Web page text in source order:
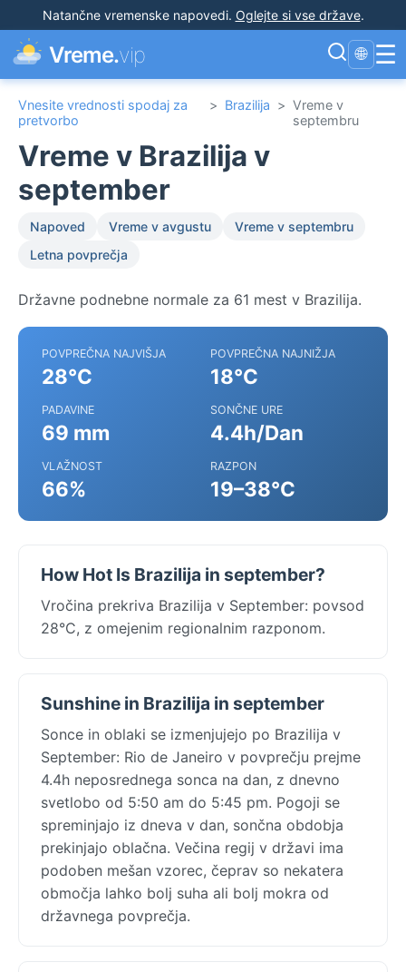
Natančne vremenske napovedi. Oglejte si vse države.
Vreme.vip 🌐 ☰
Vnesite vrednosti spodaj za
pretvorbo
> Brazilija > Vreme v
septembru
Vreme v Brazilija v
september
Napoved Vreme v avgustu
Vreme v septembru
Letna povprečja
Državne podnebne normale za 61 mest v Brazilija.
POVPREČNA NAJVIŠJA
28°C
POVPREČNA NAJNIŽJA
18°C
PADAVINE
69 mm
SONČNE URE
4.4h/Dan
VLAŽNOST
66%
RAZPON
19–38°C
How Hot Is Brazilija in september?
Vročina prekriva Brazilija v September: povsod
28°C, z omejenim regionalnim razponom.
Sunshine in Brazilija in september
Sonce in oblaki se izmenjujejo po Brazilija v
September: Rio de Janeiro v povprečju prejme
4.4h neposrednega sonca na dan, z dnevno
svetlobo od 5:50 am do 5:45 pm. Pogoji se
spreminjajo iz dneva v dan, sončna obdobja
prekinjajo oblačna. Večina regij v državi ima
podoben mešan vzorec, čeprav so nekatera
območja lahko bolj suha ali bolj mokra od
državnega povprečja.